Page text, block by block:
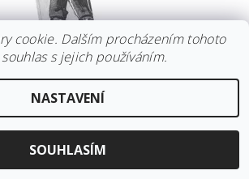
X TEEMU JÄRVI LAPUAN KANKURIT
cookie. Dalším procházením tohoto
s jejich používáním.
NASTAVENÍ
SOUHLASÍM